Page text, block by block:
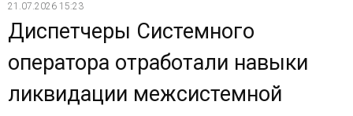
21.07.2026 15:23
Диспетчеры Системного
оператора отработали навыки
ликвидации межсистемной